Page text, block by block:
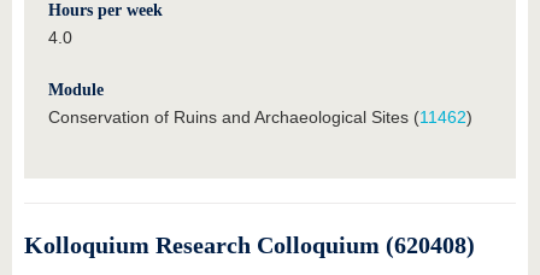
Hours per week
4.0
Module
Conservation of Ruins and Archaeological Sites (11462)
Kolloquium Research Colloquium (620408)